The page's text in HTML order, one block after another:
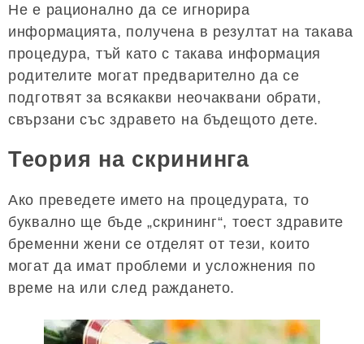
Не е рационално да се игнорира
информацията, получена в резултат на такава
процедура, тъй като с такава информация
родителите могат предварително да се
подготвят за всякакви неочаквани обрати,
свързани със здравето на бъдещото дете.
Теория на скрининга
Ако преведете името на процедурата, то
буквално ще бъде „скрининг“, тоест здравите
бременни жени се отделят от тези, които
могат да имат проблеми и усложнения по
време на или след раждането.